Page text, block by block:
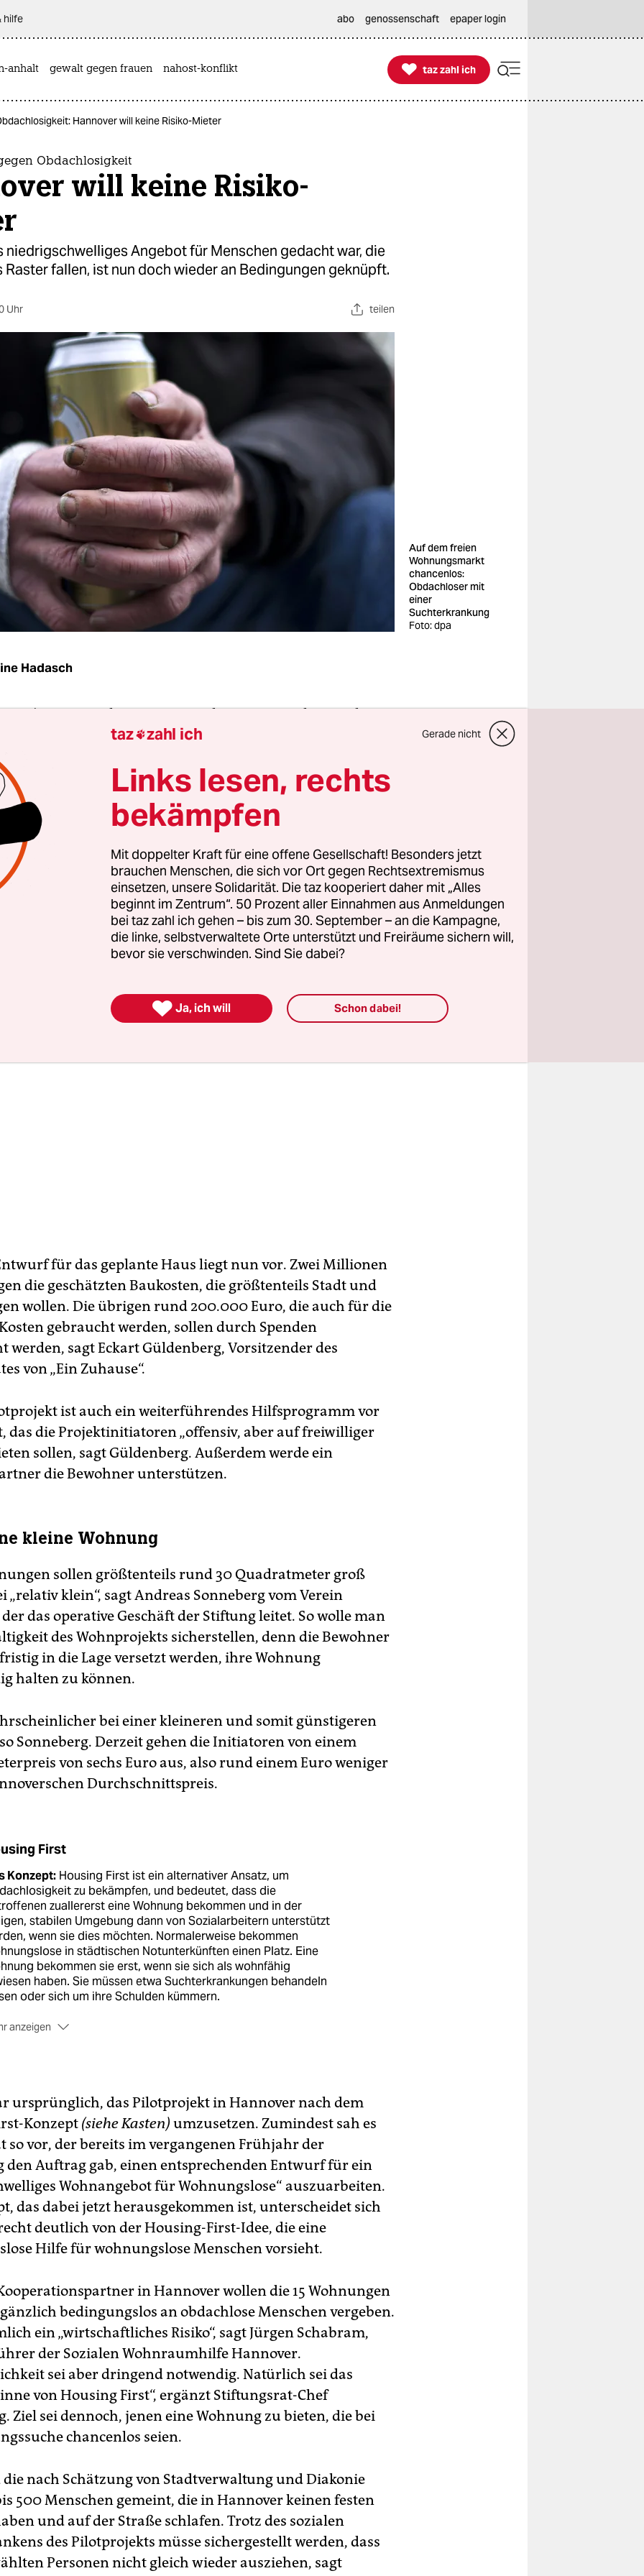
hilfe abo genossenschaft epaper login
anhalt gewalt gegen frauen nahost-konflikt 
taz zahl ich
taz zahl ich
Hannover will keine Risiko-Mieter
Obdachlosigkeit
will keine Risiko-
niedrigschwelliges Angebot für Menschen gedacht war, die
Raster fallen, ist nun doch wieder an Bedingungen geknüpft.
Uhr teilen
Auf dem freien
Wohnungsmarkt
chancenlos:
Obdachloser mit
einer
Suchterkrankung
Foto: dpa
Hadasch
taz| Hannover hat am Mittwoch ein neues Pilotprojekt
vorgestellt. Unter dem Namen „Wohnen
will die Stadtverwaltung gemeinsam mit der Stiftung „Ein
zu der die Soziale Wohnraumhilfe, die Diakonie sowie der
Werkheim gehören, Menschen in eine eigene Wohnungen
auf dem freien Wohnungsmarkt durch jedes Raster fallen.
sieht einen Neubau mit 15 Wohnungen vor, die
Jahr bezugsfertig sein sollen. Standort soll ein
im recht zentralen Stadtteil Vahrenwald sein, das aber
Stadtrat bestätigt werden muss. „Dem sollte aber nichts
versichert Konstanze Kalmus von der
für das geplante Haus liegt nun vor. Zwei Millionen
die geschätzten Baukosten, die größtenteils Stadt und
wollen. Die übrigen rund 200.000 Euro, die auch für die
gebraucht werden, sollen durch Spenden
werden, sagt Eckart Güldenberg, Vorsitzender des
von „Ein Zuhause“.
ist auch ein weiterführendes Hilfsprogramm vor
das die Projektinitiatoren „offensiv, aber auf freiwilliger
sollen, sagt Güldenberg. Außerdem werde ein
die Bewohner unterstützen.
kleine Wohnung
sollen größtenteils rund 30 Quadratmeter groß
„relativ klein“, sagt Andreas Sonneberg vom Verein
das operative Geschäft der Stiftung leitet. So wolle man
des Wohnprojekts sicherstellen, denn die Bewohner
in die Lage versetzt werden, ihre Wohnung
halten zu können.
bei einer kleineren und somit günstigeren
Sonneberg. Derzeit gehen die Initiatoren von einem
von sechs Euro aus, also rund einem Euro weniger
Durchschnittspreis.
First
Konzept:Housing First ist ein alternativer Ansatz, um
zu bekämpfen, und bedeutet, dass die
zuallererst eine Wohnung bekommen und in der
stabilen Umgebung dann von Sozialarbeitern unterstützt
wenn sie dies möchten. Normalerweise bekommen
in städtischen Notunterkünften einen Platz. Eine
bekommen sie erst, wenn sie sich als wohnfähig
haben. Sie müssen etwa Suchterkrankungen behandeln
oder sich um ihre Schulden kümmern.
anzeigen
ursprünglich, das Pilotprojekt in Hannover nach dem
Konzept (siehe Kasten) umzusetzen. Zumindest sah es
so vor, der bereits im vergangenen Frühjahr der
den Auftrag gab, einen entsprechenden Entwurf für ein
Wohnangebot für Wohnungslose“ auszuarbeiten.
das dabei jetzt herausgekommen ist, unterscheidet sich
deutlich von der Housing-First-Idee, die eine
Hilfe für wohnungslose Menschen vorsieht.
in Hannover wollen die 15 Wohnungen
bedingungslos an obdachlose Menschen vergeben.
ein „wirtschaftliches Risiko“, sagt Jürgen Schabram,
der Sozialen Wohnraumhilfe Hannover.
sei aber dringend notwendig. Natürlich sei das
von Housing First“, ergänzt Stiftungsrat-Chef
Ziel sei dennoch, jenen eine Wohnung zu bieten, die bei
chancenlos seien.
nach Schätzung von Stadtverwaltung und Diakonie
500 Menschen gemeint, die in Hannover keinen festen
und auf der Straße schlafen. Trotz des sozialen
des Pilotprojekts müsse sichergestellt werden, dass
Personen nicht gleich wieder ausziehen, sagt
taz zahl ich Gerade nicht
Links lesen, rechts
bekämpfen
Mit doppelter Kraft für eine offene Gesellschaft! Besonders jetzt
brauchen Menschen, die sich vor Ort gegen Rechtsextremismus
einsetzen, unsere Solidarität. Die taz kooperiert daher mit „Alles
beginnt im Zentrum“. 50 Prozent aller Einnahmen aus Anmeldungen
bei taz zahl ich gehen – bis zum 30. September – an die Kampagne,
die linke, selbstverwaltete Orte unterstützt und Freiräume sichern will,
bevor sie verschwinden. Sind Sie dabei?
 Ja, ich will Schon dabei!